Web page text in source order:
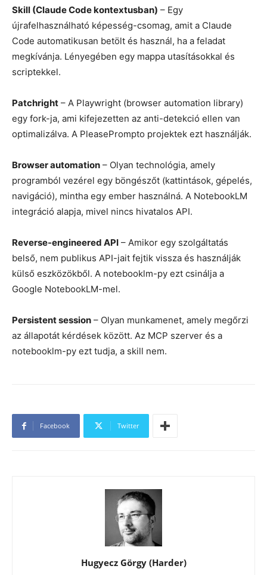
Skill (Claude Code kontextusban) – Egy
újrafelhasználható képesség-csomag, amit a Claude
Code automatikusan betölt és használ, ha a feladat
megkívánja. Lényegében egy mappa utasításokkal és
scriptekkel.
Patchright – A Playwright (browser automation library)
egy fork-ja, ami kifejezetten az anti-detekció ellen van
optimalizálva. A PleasePrompto projektek ezt használják.
Browser automation – Olyan technológia, amely
programból vezérel egy böngészőt (kattintások, gépelés,
navigáció), mintha egy ember használná. A NotebookLM
integráció alapja, mivel nincs hivatalos API.
Reverse-engineered API – Amikor egy szolgáltatás
belső, nem publikus API-jait fejtik vissza és használják
külső eszközökből. A notebooklm-py ezt csinálja a
Google NotebookLM-mel.
Persistent session – Olyan munkamenet, amely megőrzi
az állapotát kérdések között. Az MCP szerver és a
notebooklm-py ezt tudja, a skill nem.
Facebook Twitter
Hugyecz Görgy (Harder)